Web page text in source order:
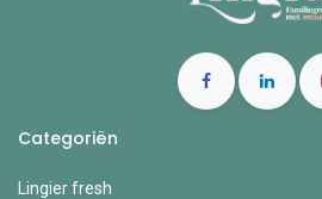
Categoriën
Lingier fresh